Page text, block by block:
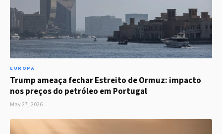
EUROPA
Trump ameaça fechar Estreito de Ormuz: impacto
nos preços do petróleo em Portugal
May 27, 2026